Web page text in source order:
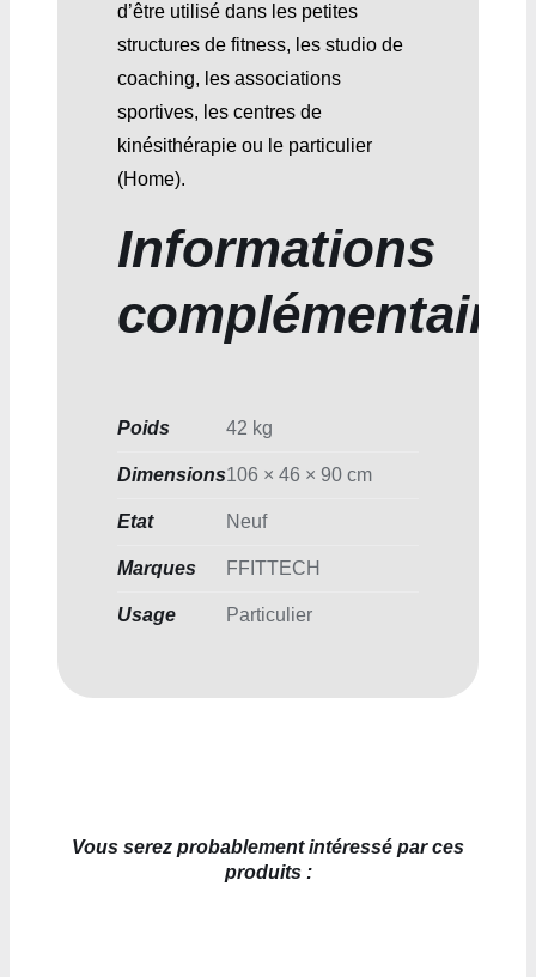
d’être utilisé dans les petites
structures de fitness, les studio de
coaching, les associations
sportives, les centres de
kinésithérapie ou le particulier
(Home).
Informations
Poids 42 kg
Dimensions106 × 46 × 90 cm
Etat Neuf
Marques FFITTECH
Usage Particulier
Vous serez probablement intéressé par ces
produits :